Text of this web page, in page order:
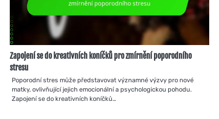
Zapojení se do kreativních koníčků pro zmírnění poporodního
stresu
Poporodní stres může představovat významné výzvy pro nové
matky, ovlivňující jejich emocionální a psychologickou pohodu.
Zapojení se do kreativních koníčků…